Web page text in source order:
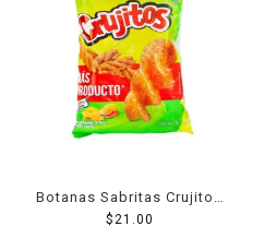
Botanas Sabritas Crujitos
43 Grs
$21.00